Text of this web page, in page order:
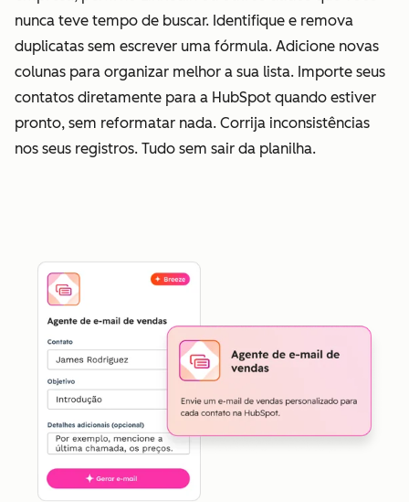
nunca teve tempo de buscar. Identifique e remova
duplicatas sem escrever uma fórmula. Adicione novas
colunas para organizar melhor a sua lista. Importe seus
contatos diretamente para a HubSpot quando estiver
pronto, sem reformatar nada. Corrija inconsistências
nos seus registros. Tudo sem sair da planilha.